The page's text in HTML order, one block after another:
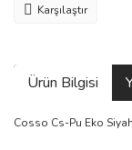
Karşılaştır
Ürün Bilgisi
Cosso Cs-Pu Eko